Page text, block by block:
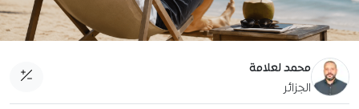
محمد لعلامة
الجزائر